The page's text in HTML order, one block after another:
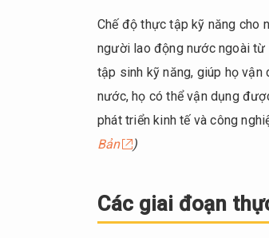
gì?
2.
Các
đoạn
thực
tập
3.
Chế độ thực tập kỹ năng cho
người lao động nước ngoài từ
tập sinh kỹ năng, giúp họ
nước, họ có thể vận dụng
phát triển kinh tế và công
Bản
)
Các giai đoạn